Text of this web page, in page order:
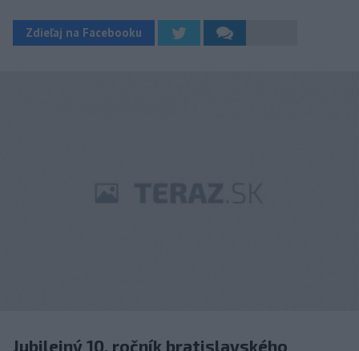
Zdieľaj na Facebooku
Jubilejný 10. ročník bratislavského